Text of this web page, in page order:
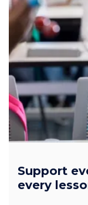
Support
every